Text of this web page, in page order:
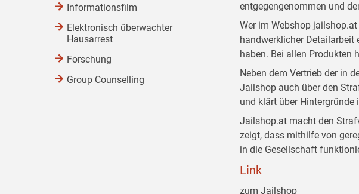
entgegengenommen und
Wer im Webshop
handwerklicher Detailarbeit
haben. Bei allen Produkten
Neben dem Vertrieb der in
Jailshop auch über den
und klärt über Hintergründe
Jailshop.at macht den
zeigt, dass mithilfe von
in die Gesellschaft
Link
zum Jailshop
Informationsfilm
Elektronisch überwachter
Hausarrest
Forschung
Group Counselling